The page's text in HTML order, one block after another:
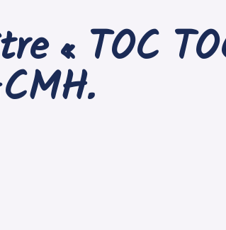
« TOC